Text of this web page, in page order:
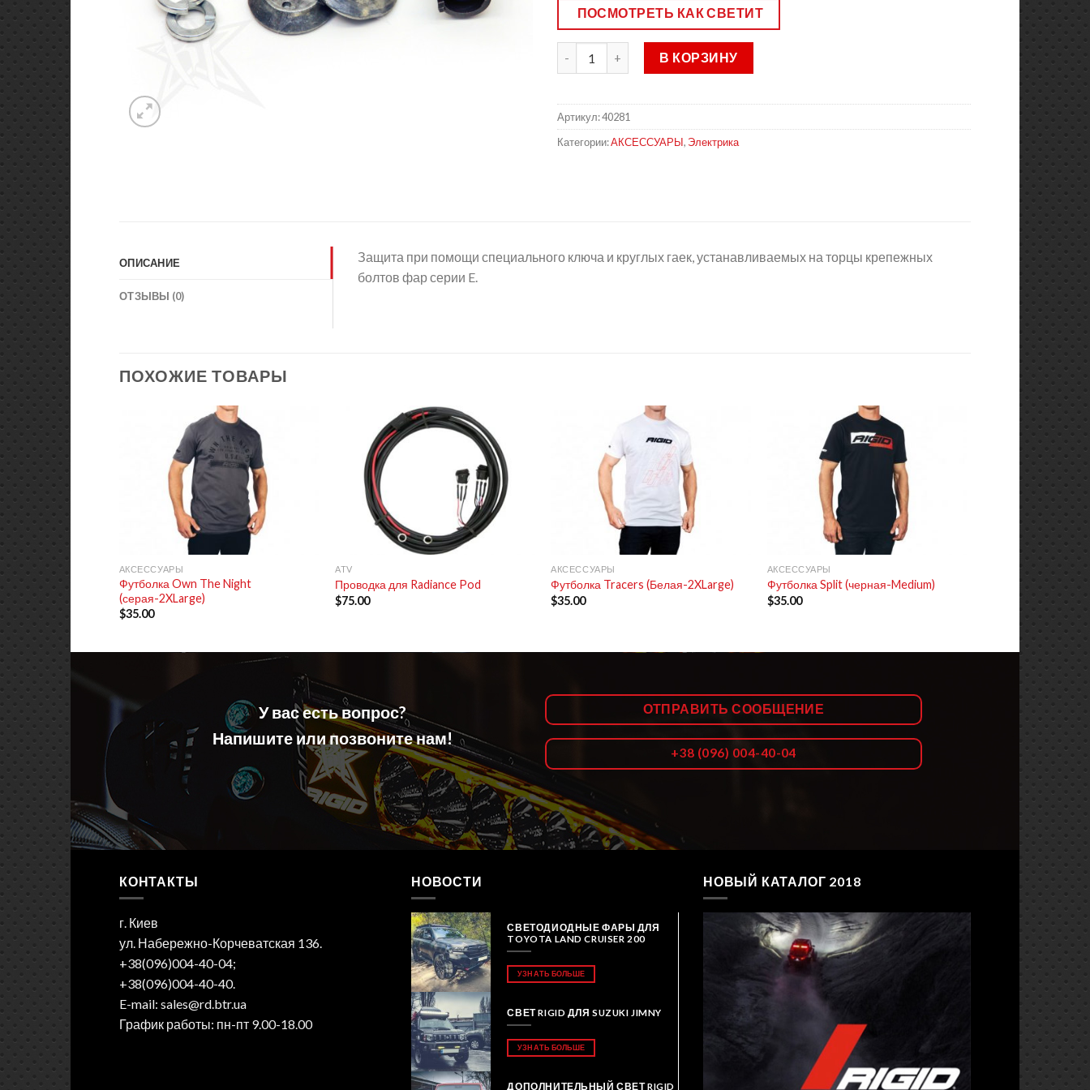
ПОСМОТРЕТЬ КАК СВЕТИТ
В КОРЗИНУ
Артикул:40281
Категории:АКСЕССУАРЫ, Электрика
ОПИСАНИЕ
ОТЗЫВЫ (0)
Защита при помощи специального ключа и круглых гаек, устанавливаемых на торцы крепежных
болтов фар серии E.
ПОХОЖИЕ ТОВАРЫ
АКСЕССУАРЫ
Футболка Own The Night
(серая-2XLarge)
$35.00
ATV
Проводка для Radiance Pod
$75.00
АКСЕССУАРЫ
Футболка Tracers (Белая-2XLarge)
$35.00
АКСЕССУАРЫ
Футболка Split (черная-Medium)
$35.00
У вас есть вопрос?
Напишите или позвоните нам!
ОТПРАВИТЬ СООБЩЕНИЕ
+38 (096) 004-40-04
КОНТАКТЫ
г. Киев
ул. Набережно-Корчеватская 136.
+38(096)004-40-04;
+38(096)004-40-40.
E-mail: sales@rd.btr.ua
График работы: пн-пт 9.00-18.00
НОВОСТИ
СВЕТОДИОДНЫЕ ФАРЫ ДЛЯ
TOYOTA LAND CRUISER 200
УЗНАТЬ БОЛЬШЕ
СВЕТ RIGID ДЛЯ SUZUKI JIMNY
УЗНАТЬ БОЛЬШЕ
ДОПОЛНИТЕЛЬНЫЙ СВЕТ RIGID
НОВЫЙ КАТАЛОГ 2018